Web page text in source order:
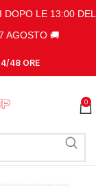
DOPO LE 13:00 DEL
AGOSTO 🚚
48 ORE
0